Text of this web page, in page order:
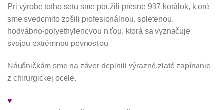
Pri výrobe totho setu sme použili presne 987 korálok, ktoré
sme svedomito zošili profesionálnou, spletenou,
hodvábno-polyethylenovou niťou, ktorá sa vyznačuje
svojou extrémnou pevnosťou.
Náušničkám sme na záver doplnili výrazné,zlaté zapínanie
z chirurgickej ocele.
♥